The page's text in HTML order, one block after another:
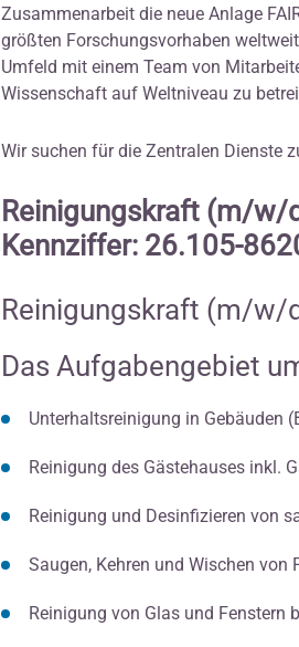
Zusammenarbeit die neue Anlage
größten Forschungsvorhaben
Umfeld mit einem Team von
Wissenschaft auf Weltniveau zu
Wir suchen für die Zentralen Dienste
Reinigungskraft (m/w/
Kennziffer: 26.105-
Reinigungskraft (m/w/
Das Aufgabengebiet
Unterhaltsreinigung in Gebäuden
Reinigung des Gästehauses inkl.
Reinigung und Desinfizieren von
Saugen, Kehren und Wischen von
Reinigung von Glas und Fenstern